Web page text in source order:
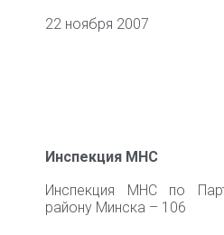
22 ноября 2007
Инспекция МНС
Инспекция МНС по
району Минска – 106